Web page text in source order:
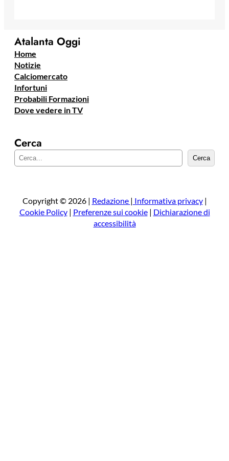
Atalanta Oggi
Home
Notizie
Calciomercato
Infortuni
Probabili Formazioni
Dove vedere in TV
Cerca
e
a
Cerca
Copyright © 2026 | Redazione | Informativa privacy|
Cookie Policy| Preferenze sui cookie| Dichiarazione di
accessibilità